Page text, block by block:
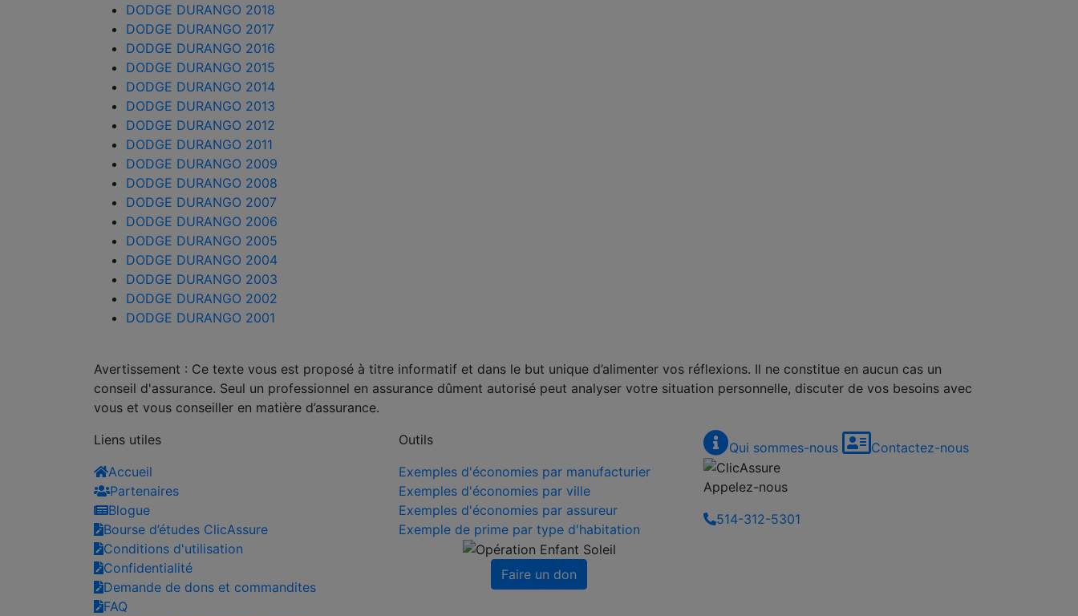
DODGE DURANGO 2018
DODGE DURANGO 2017
DODGE DURANGO 2016
DODGE DURANGO 2015
DODGE DURANGO 2014
DODGE DURANGO 2013
DODGE DURANGO 2012
DODGE DURANGO 2011
DODGE DURANGO 2009
DODGE DURANGO 2008
DODGE DURANGO 2007
DODGE DURANGO 2006
DODGE DURANGO 2005
DODGE DURANGO 2004
DODGE DURANGO 2003
DODGE DURANGO 2002
DODGE DURANGO 2001
Avertissement : Ce texte vous est proposé à titre informatif et dans le but unique d’alimenter vos réflexions. Il ne constitue en aucun cas un
conseil d'assurance. Seul un professionnel en assurance dûment autorisé peut analyser votre situation personnelle, discuter de vos besoins avec
vous et vous conseiller en matière d’assurance.
Liens utiles
Accueil
Partenaires
Blogue
Bourse d’études ClicAssure
Conditions d'utilisation
Confidentialité
Demande de dons et commandites
FAQ
Outils
Exemples d'économies par manufacturier
Exemples d'économies par ville
Exemples d'économies par assureur
Exemple de prime par type d'habitation
Faire un don
Qui sommes-nous Contactez-nous
Appelez-nous
514-312-5301